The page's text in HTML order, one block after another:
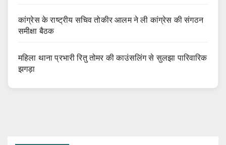
कांग्रेस के राष्ट्रीय सचिव तोकीर आलम ने ली कांग्रेस की संगठन
समीक्षा बैठक
महिला थाना प्रभारी रितु तोमर की काउंसलिंग से सुलझा पारिवारिक
झगड़ा